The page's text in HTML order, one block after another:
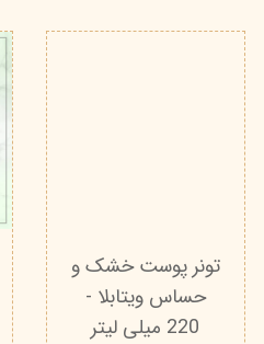
تونر پوست خشک و
حساس ویتابلا -
220 میلی لیتر